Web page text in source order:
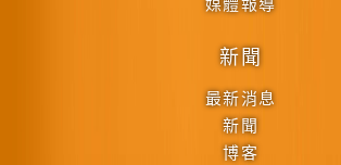
新聞
最新消息
新聞
博客